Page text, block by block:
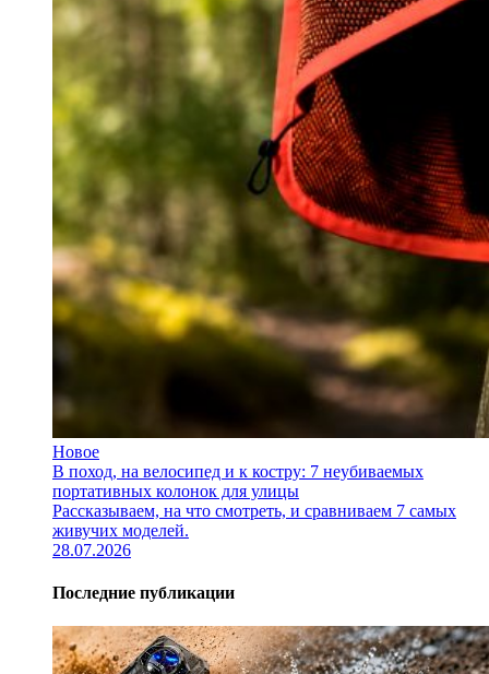
Новое
В поход, на велосипед и к костру: 7 неубиваемых
портативных колонок для улицы
Рассказываем, на что смотреть, и сравниваем 7 самых
живучих моделей.
28.07.2026
Последние публикации